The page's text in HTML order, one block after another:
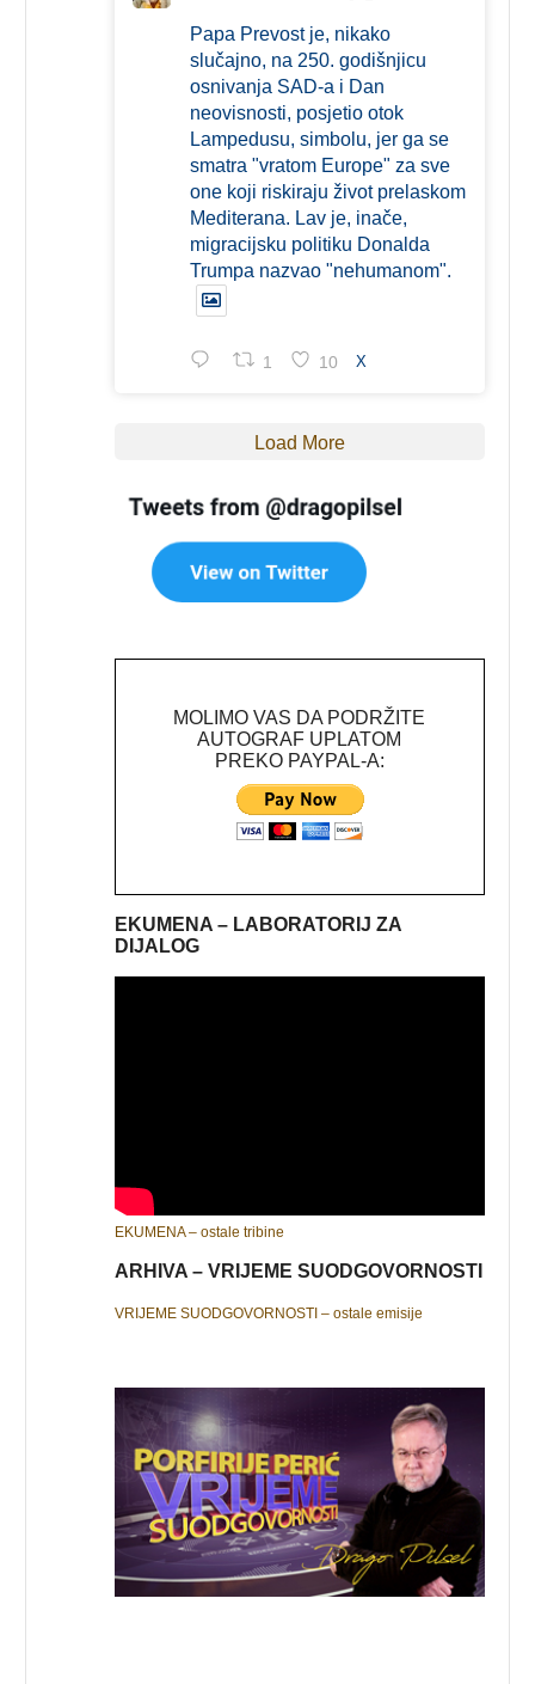
Papa Prevost je, nikako
slučajno, na 250. godišnjicu
osnivanja SAD-a i Dan
neovisnosti, posjetio otok
Lampedusu, simbolu, jer ga se
smatra "vratom Europe" za sve
one koji riskiraju život prelaskom
Mediterana. Lav je, inače,
migracijsku politiku Donalda
Trumpa nazvao "nehumanom".
1 10 X
Load More
MOLIMO VAS DA PODRŽITE
AUTOGRAF UPLATOM
PREKO PAYPAL-A:
EKUMENA – LABORATORIJ ZA
DIJALOG
EKUMENA – ostale tribine
ARHIVA – VRIJEME SUODGOVORNOSTI
VRIJEME SUODGOVORNOSTI – ostale emisije